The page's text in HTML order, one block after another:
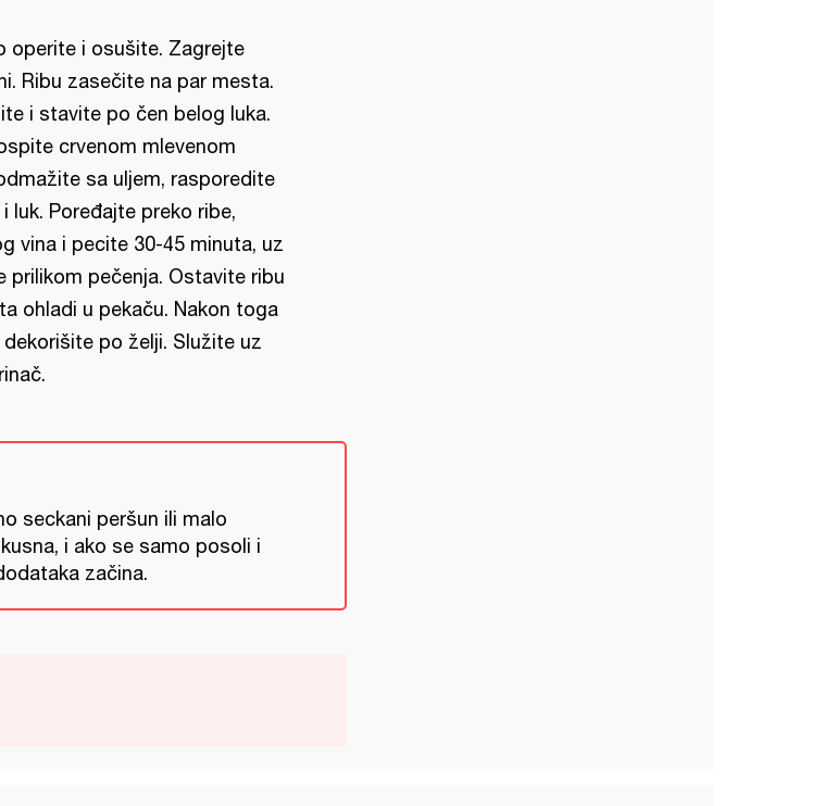
operite i osušite. Zagrejte
Ribu zasečite na par mesta.
i stavite po čen belog luka.
crvenom mlevenom
sa uljem, rasporedite
luk. Poređajte preko ribe,
vina i pecite 30-45 minuta, uz
prilikom pečenja. Ostavite ribu
ohladi u pekaču. Nakon toga
po želji. Služite uz
seckani peršun ili malo
i ako se samo posoli i
začina.